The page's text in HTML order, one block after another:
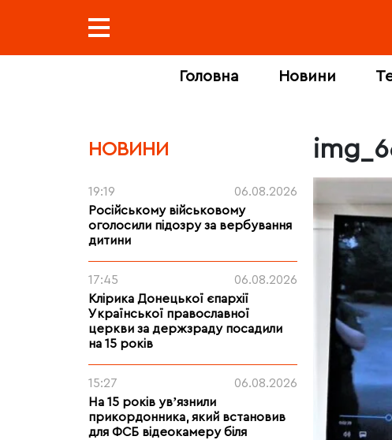
Головна Новини
НОВИНИ
19:19
06.08.2026
Російському військовому
оголосили підозру за вербування
дитини
17:45
06.08.2026
Клірика Донецької єпархії
Української православної
церкви за держзраду посадили
на 15 років
15:27
06.08.2026
На 15 років увʼязнили
прикордонника, який встановив
для ФСБ відеокамеру біля